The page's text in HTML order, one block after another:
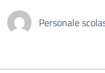
Personale